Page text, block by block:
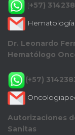
(+57)
Dr. Leonardo
Hematólogo
(+57)
Autorizaciones
Sanitas